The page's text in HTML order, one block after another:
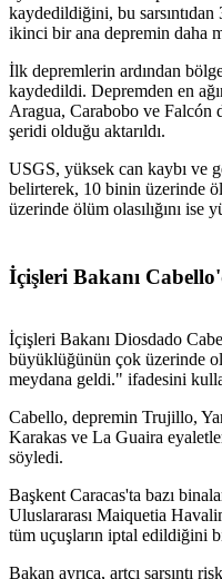
kaydedildiğini, bu
ikinci bir ana depremin daha
İlk depremlerin ardından
kaydedildi. Depremden en
Aragua, Carabobo ve Falcón
şeridi olduğu aktarıldı.
USGS, yüksek can kaybı ve
belirterek, 10 binin üzerinde
üzerinde ölüm olasılığını ise
İçişleri Bakanı
İçişleri Bakanı Diosdado
büyüklüğünün çok üzerinde
meydana geldi." ifadesini
Cabello, depremin Trujillo,
Karakas ve La Guaira
söyledi.
Başkent Caracas'ta bazı
Uluslararası Maiquetia
tüm uçuşların iptal edildiğini
Bakan ayrıca, artçı sarsıntı